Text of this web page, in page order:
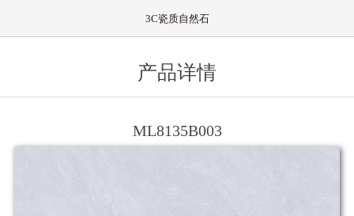
3C瓷质自然石
产品详情
ML8135B003